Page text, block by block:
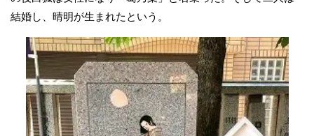
結婚し、晴明が生まれたという。